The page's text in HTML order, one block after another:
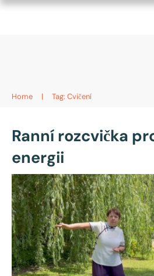
Home | Tag: Cvičení
Ranní rozcvička
energii